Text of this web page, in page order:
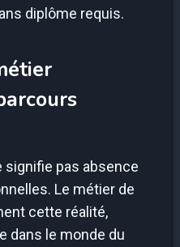
diplôme requis.
signifie pas absence
Le métier de
cette réalité,
dans le monde du